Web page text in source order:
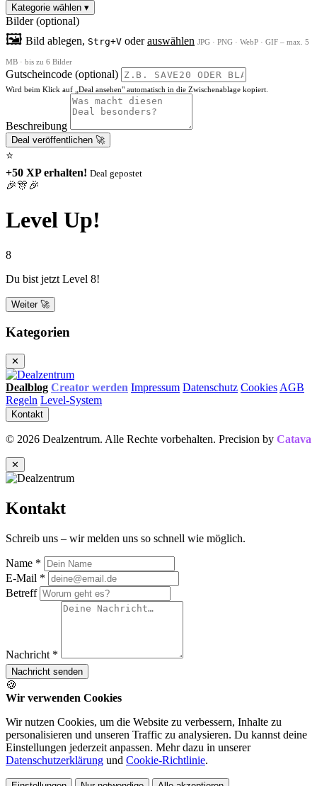
Kategorie wählen ▾
Bilder (optional)
🖼 Bild ablegen, Strg+V oderauswählen JPG · PNG · WebP · GIF – max. 5
MB · bis zu 6 Bilder
Gutscheincode (optional)
Wird beim Klick auf „Deal ansehen" automatisch in die Zwischenablage kopiert.
Beschreibung
Deal veröffentlichen 🚀
⭐
+50 XP erhalten! Deal gepostet
🎉🎊🎉
Level Up!
8
Du bist jetzt Level 8!
Weiter 🚀
Kategorien
✕
Dealblog Creator werden Impressum Datenschutz Cookies AGB
Regeln Level-System
Kontakt
© 2026 Dealzentrum. Alle Rechte vorbehalten. Precision by Catava
✕
Kontakt
Schreib uns – wir melden uns so schnell wie möglich.
Name *
E-Mail *
Betreff
Nachricht *
Nachricht senden
🍪
Wir verwenden Cookies
Wir nutzen Cookies, um die Website zu verbessern, Inhalte zu
personalisieren und unseren Traffic zu analysieren. Du kannst deine
Einstellungen jederzeit anpassen. Mehr dazu in unserer
Datenschutzerklärung und Cookie-Richtlinie.